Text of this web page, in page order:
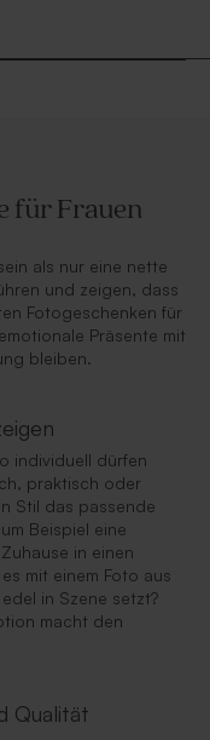
für Frauen
als nur eine nette
und zeigen, dass
Fotogeschenken für
Präsente mit
bleiben.
individuell dürfen
praktisch oder
Stil das passende
Beispiel eine
in einen
mit einem Foto aus
in Szene setzt?
macht den
Qualität